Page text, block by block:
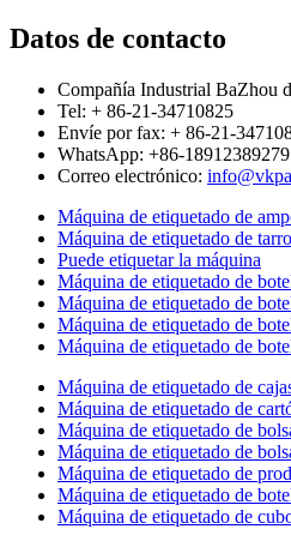
Datos de contacto
Compañía Industrial BaZhou
Tel: + 86-21-34710825
Envíe por fax: + 86-21-
WhatsApp: +86-18912389279
Correo electrónico:
Máquina de etiquetado de
Máquina de etiquetado de
Puede etiquetar la máquina
Máquina de etiquetado de
Máquina de etiquetado de
Máquina de etiquetado de
Máquina de etiquetado de
Máquina de etiquetado de
Máquina de etiquetado de
Máquina de etiquetado de
Máquina de etiquetado de
Máquina de etiquetado de
Máquina de etiquetado de
Máquina de etiquetado de